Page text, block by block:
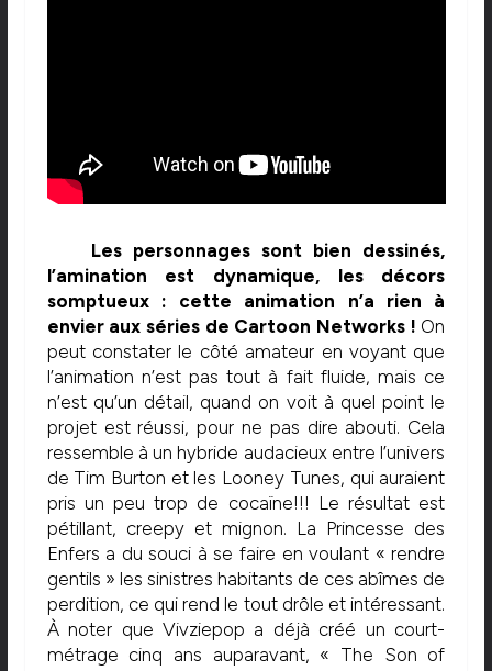
Les personnages sont bien dessinés,
l’amination est dynamique, les décors
somptueux : cette animation n’a rien à
envier aux séries de Cartoon Networks ! On
peut constater le côté amateur en voyant que
l’animation n’est pas tout à fait fluide, mais ce
n’est qu’un détail, quand on voit à quel point le
projet est réussi, pour ne pas dire abouti. Cela
ressemble à un hybride audacieux entre l’univers
de Tim Burton et les Looney Tunes, qui auraient
pris un peu trop de cocaïne!!! Le résultat est
pétillant, creepy et mignon. La Princesse des
Enfers a du souci à se faire en voulant « rendre
gentils » les sinistres habitants de ces abîmes de
perdition, ce qui rend le tout drôle et intéressant.
À noter que Vivziepop a déjà créé un court-
métrage cinq ans auparavant, « The Son of